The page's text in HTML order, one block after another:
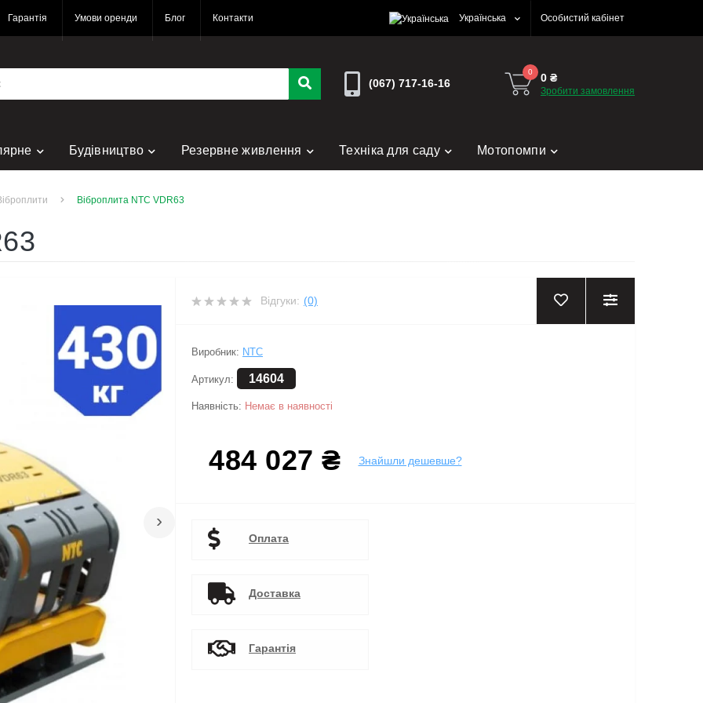
Гарантія Умови оренди Блог Контакти Українська Особистий кабінет
(067) 717-16-16
0 0 ₴
Зробити замовлення
Будівництво Резервне живлення Техніка для саду Мотопомпи
Віброплита NTC VDR63
›
Відгуки: (0)
Виробник: NTC
Артикул: 14604
Наявність: Немає в наявності
484 027 ₴ Знайшли дешевше?
Оплата
Доставка
Гарантія